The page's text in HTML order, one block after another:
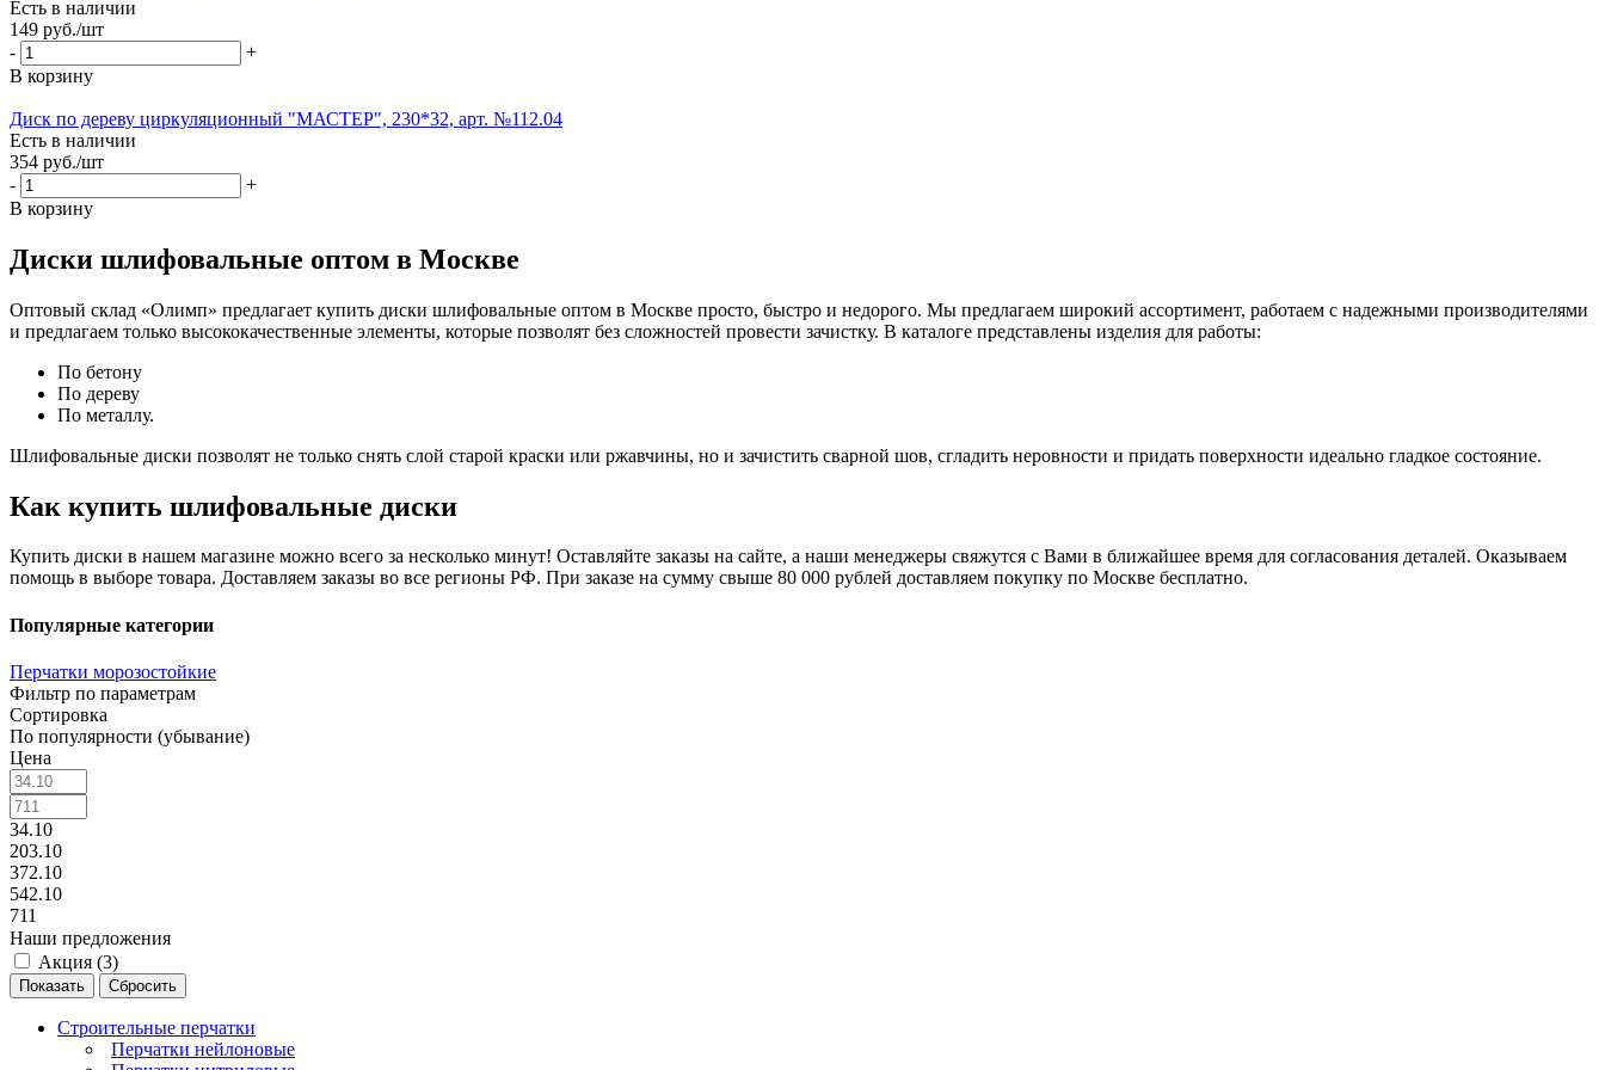
Есть в наличии
149 руб./шт
-
+
В корзину
Диск по дереву циркуляционный "МАСТЕР", 230*32, арт. №112.04
Есть в наличии
354 руб./шт
-
+
В корзину
Диски шлифовальные оптом в Москве
Оптовый склад «Олимп» предлагает купить диски шлифовальные оптом в Москве просто, быстро и недорого. Мы предлагаем широкий ассортимент, работаем с надежными производителями
и предлагаем только высококачественные элементы, которые позволят без сложностей провести зачистку. В каталоге представлены изделия для работы:
По бетону
По дереву
По металлу.
Шлифовальные диски позволят не только снять слой старой краски или ржавчины, но и зачистить сварной шов, сгладить неровности и придать поверхности идеально гладкое состояние.
Как купить шлифовальные диски
Купить диски в нашем магазине можно всего за несколько минут! Оставляйте заказы на сайте, а наши менеджеры свяжутся с Вами в ближайшее время для согласования деталей. Оказываем
помощь в выборе товара. Доставляем заказы во все регионы РФ. При заказе на сумму свыше 80 000 рублей доставляем покупку по Москве бесплатно.
Популярные категории
Перчатки морозостойкие
Фильтр по параметрам
Сортировка
По популярности (убывание)
Цена
34.10
203.10
372.10
542.10
711
Наши предложения
Акция (3)
Сбросить
Строительные перчатки
Перчатки нейлоновые